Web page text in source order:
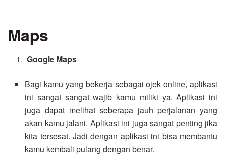
Maps
Google Maps
Bagi kamu yang bekerja sebagai ojek online, aplikasi
ini sangat sangat wajib kamu miliki ya. Aplikasi ini
juga dapat melihat seberapa jauh perjalanan yang
akan kamu jalani. Aplikasi ini juga sangat penting jika
kita tersesat. Jadi dengan aplikasi ini bisa membantu
kamu kembali pulang dengan benar.